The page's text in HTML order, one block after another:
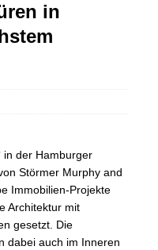
in
in der Hamburger
Störmer Murphy and
Immobilien-Projekte
Architektur mit
gesetzt. Die
dabei auch im Inneren